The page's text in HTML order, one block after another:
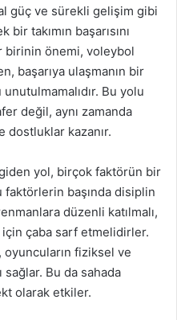
güç ve sürekli gelişim gibi
takımın başarısını
birinin önemi, voleybol
başarıya ulaşmanın bir
Bu yolu
değil, aynı zamanda
kazanır.
yol, birçok faktörün bir
başında disiplin
düzenli katılmalı,
çaba sarf etmelidirler.
oyuncuların fiziksel ve
sağlar. Bu da sahada
olarak etkiler.